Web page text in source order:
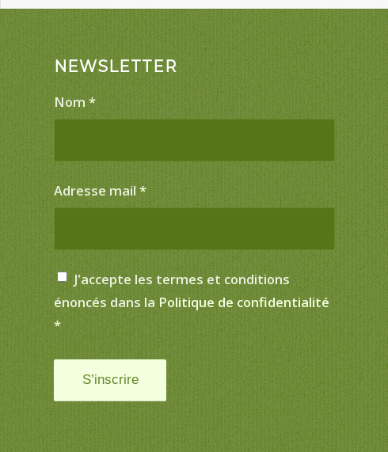
NEWSLETTER
Nom*
Adresse mail*
J'accepte les termes et conditions
énoncés dans la Politique de confidentialité
*